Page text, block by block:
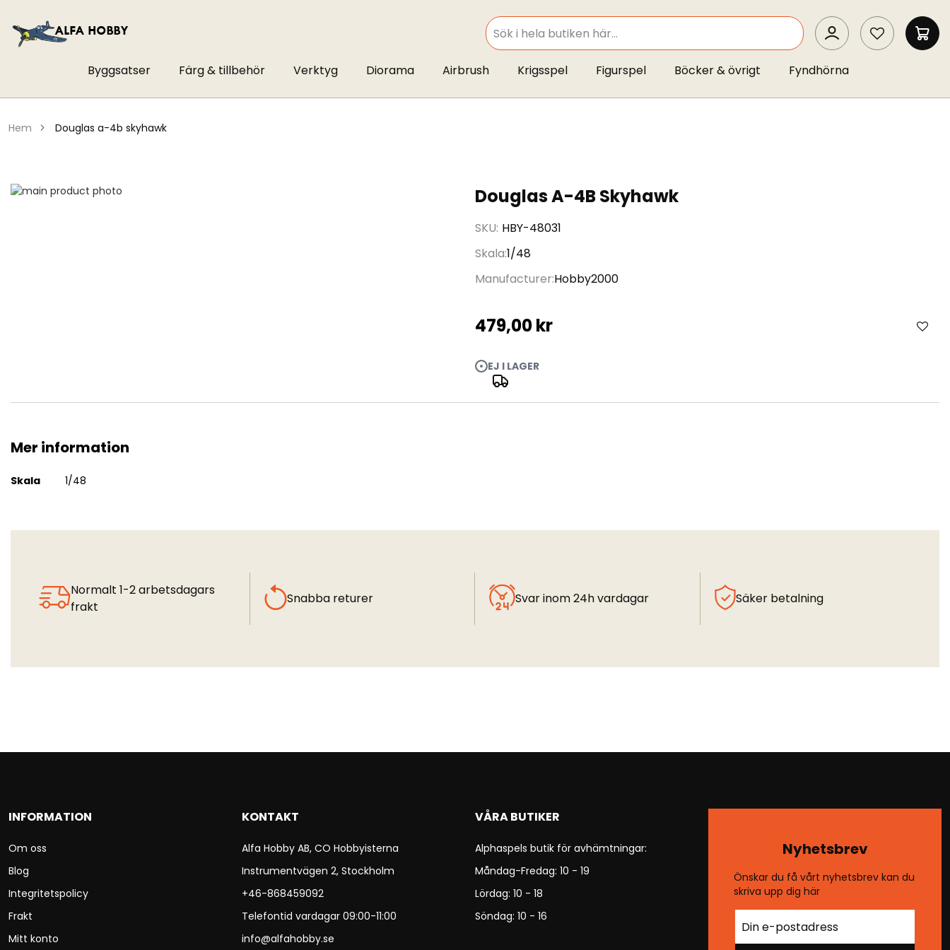
SEARCH
SEARCH
MIN
Byggsatser Färg & tillbehör Verktyg Diorama Airbrush Krigsspel Figurspel Böcker & övrigt Fyndhörna
hem douglas a-4b skyhawk
Douglas A-4B Skyhawk
SKU HBY-48031
Skala1/48
Manufacturer Hobby2000
479,00 kr
EJ I LAGER
Hoppa
Mer information
Mer
Skala 1/48
Normalt 1-2 arbetsdagars
frakt
Snabba returer Svar inom 24h vardagar Säker betalning
INFORMATION
Om oss
Blog
Integritetspolicy
Frakt
Mitt konto
KONTAKT
Alfa Hobby AB, CO Hobbyisterna
Instrumentvägen 2, Stockholm
+46-868459092
Telefontid vardagar 09:00-11:00
info@alfahobby.se
VÅRA BUTIKER
Alphaspels butik för avhämtningar:
Måndag-Fredag: 10 - 19
Lördag: 10 - 18
Söndag: 10 - 16
Nyhetsbrev
Önskar du få vårt nyhetsbrev kan du
skriva upp dig här